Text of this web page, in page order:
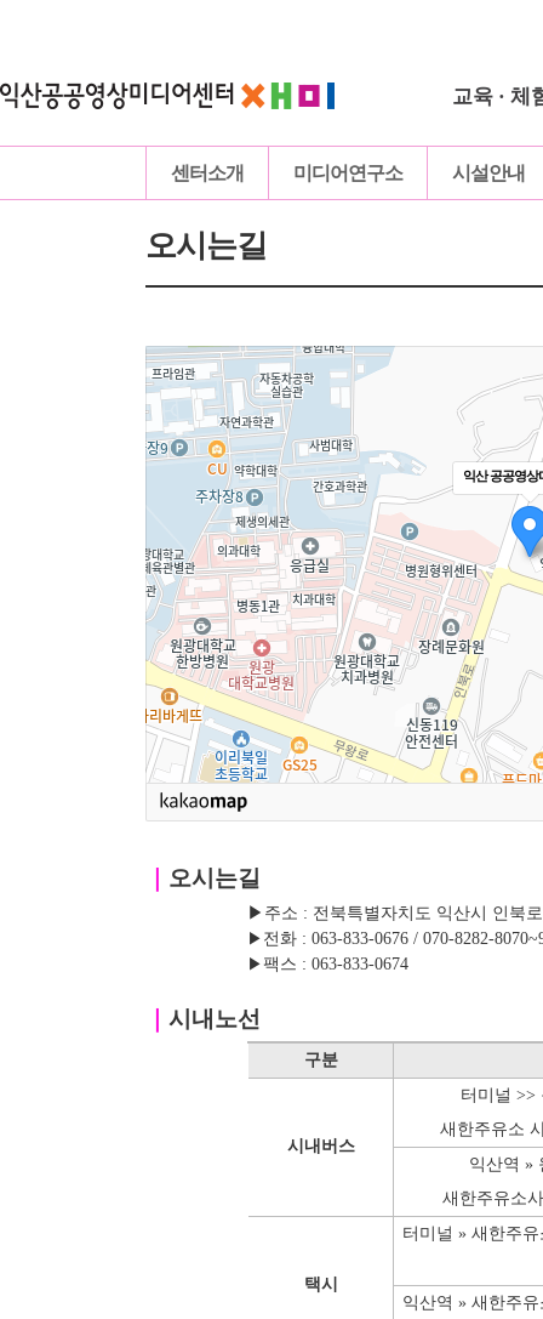
교육 · 체
센터소개 미디어연구소 시설안내
오시는길
익산 공공영상
오시는길
▶주소 : 전북특별자치도 익산시 인북
▶ 전화 : 063-833-0676 / 070-8282-
▶ 팩스 : 063-833-0674
시내노선
구분
시내버스
터미널 >>
새한주유소
익산역 »
새한주유소
택시
터미널 » 새한주
익산역 » 새한주